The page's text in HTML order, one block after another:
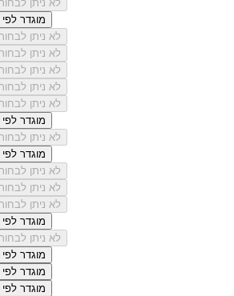
לא ניתן לבחור
מוגדר לפי
לא ניתן לבחור
לא ניתן לבחור
לא ניתן לבחור
לא ניתן לבחור
לא ניתן לבחור
מוגדר לפי
לא ניתן לבחור
מוגדר לפי
לא ניתן לבחור
לא ניתן לבחור
לא ניתן לבחור
מוגדר לפי
לא ניתן לבחור
מוגדר לפי
מוגדר לפי
מוגדר לפי